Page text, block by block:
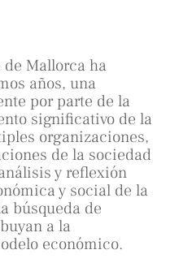
de Mallorca ha
años, una
por parte de la
significativo de la
organizaciones,
de la sociedad
y reflexión
y social de la
búsqueda de
a la
económico.